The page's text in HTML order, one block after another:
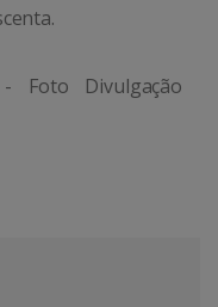
Foto Divulgação